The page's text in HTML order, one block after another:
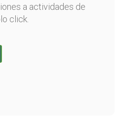
a actividades de
click.